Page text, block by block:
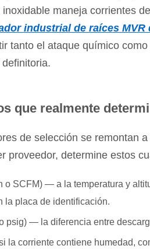
maneja corrientes
industrial de raíces MVR
tanto el ataque químico
que realmente
de selección se remontan
proveedor, determine estos
o SCFM) — a la temperatura y
la placa de identificación.
psig) — la diferencia entre
la corriente contiene humedad,